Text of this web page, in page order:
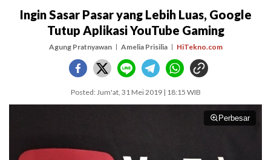
Ingin Sasar Pasar yang Lebih Luas, Google
Tutup Aplikasi YouTube Gaming
Agung Pratnyawan Amelia Prisilia HiTekno.com
Posted: Jum'at, 31 Mei 2019 | 18:15 WIB
Perbesar